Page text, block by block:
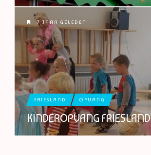
7 JAAR GELEDEN
FRIESLAND OPVANG
KINDEROPVANG FRIESLAND